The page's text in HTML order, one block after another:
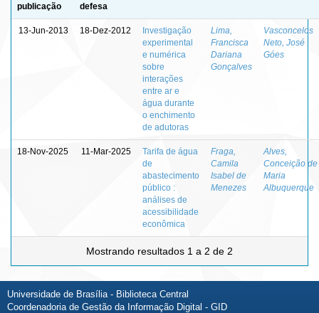
publicação
defesa
13-Jun-2013 18-Dez-2012
Investigação
experimental
e numérica
sobre
interações
entre ar e
água durante
o enchimento
de adutoras
Lima,
Francisca
Dariana
Gonçalves
Vasconcelos
Neto, José
Góes
18-Nov-2025 11-Mar-2025
Tarifa de água
de
abastecimento
público :
análises de
acessibilidade
econômica
Fraga,
Camila
Isabel de
Menezes
Alves,
Conceição de
Maria
Albuquerque
Mostrando resultados 1 a 2 de 2
Universidade de Brasília - Biblioteca Central
Coordenadoria de Gestão da Informação Digital - GID